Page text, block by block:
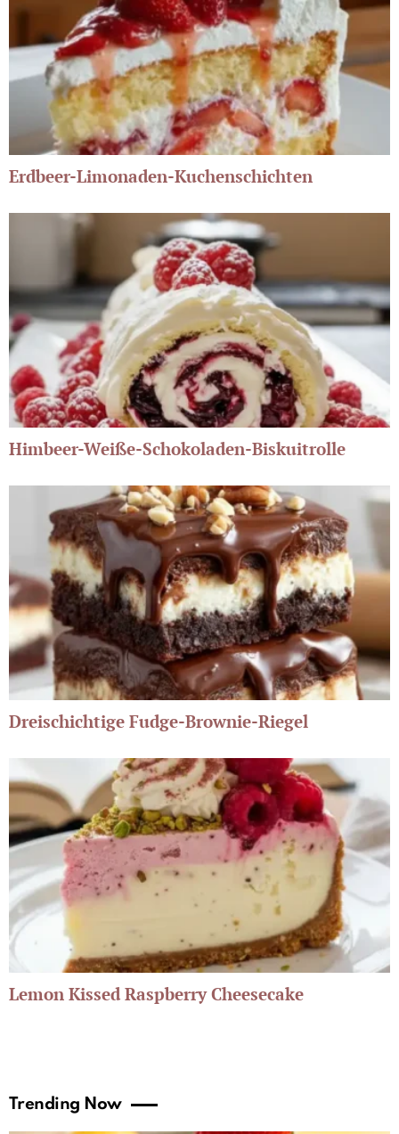
Erdbeer-Limonaden-Kuchenschichten
Himbeer-Weiße-Schokoladen-Biskuitrolle
Dreischichtige Fudge-Brownie-Riegel
Lemon Kissed Raspberry Cheesecake
Trending Now